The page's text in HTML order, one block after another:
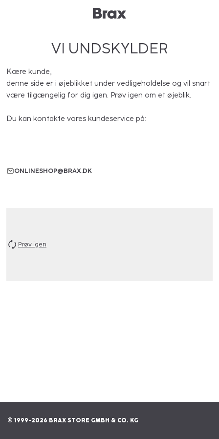
VI UNDSKYLDER
Kære kunde,
denne side er i øjeblikket under vedligeholdelse og vil snart
være tilgængelig for dig igen. Prøv igen om et øjeblik.
Du kan kontakte vores kundeservice på:
ONLINESHOP@BRAX.DK
Prøv igen
© 1999-2026 BRAX STORE GMBH & CO. KG